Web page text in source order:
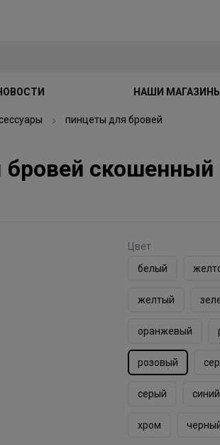
НАШИ МАГАЗИНЫ
пинцеты для бровей
Цвет
белый
желтый
оранжевый
розовый
серый синий
хром